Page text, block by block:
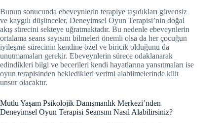
Bunun sonucunda ebeveynlerin terapiye taşıdıkları güvensiz
ve kaygılı düşünceler, Deneyimsel Oyun Terapisi’nin doğal
akış sürecini sekteye uğratmaktadır. Bu nedenle ebeveynlerin
ortalama seans sayısını bilmeleri önemli olsa da her çocuğun
iyileşme sürecinin kendine özel ve biricik olduğunu da
unutmamaları gerekir. Ebeveynlerin sürece odaklanarak
edindikleri bilgi ve becerileri kendi hayatlarına yansıtmaları ise
oyun terapisinden bekledikleri verimi alabilmelerinde kilit
unsur olacaktır.
Mutlu Yaşam Psikolojik Danışmanlık Merkezi’nden
Deneyimsel Oyun Terapisi Seansını Nasıl Alabilirsiniz?